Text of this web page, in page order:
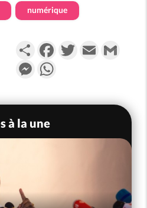
numérique
PartagerFacebookTwitterEmail
Messenger
à la une